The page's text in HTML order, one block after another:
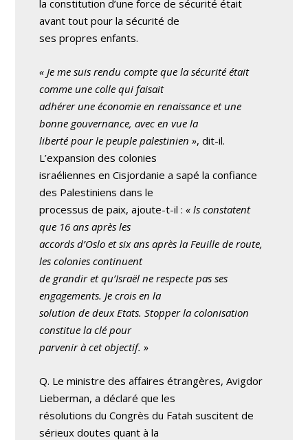
la constitution d’une force de sécurité était
avant tout pour la sécurité de
ses propres enfants.
« Je me suis rendu compte que la sécurité était
comme une colle qui faisait
adhérer une économie en renaissance et une
bonne gouvernance, avec en vue la
liberté pour le peuple palestinien », dit-il.
L’expansion des colonies
israéliennes en Cisjordanie a sapé la confiance
des Palestiniens dans le
processus de paix, ajoute-t-il :« ls constatent
que 16 ans après les
accords d’Oslo et six ans après la Feuille de route,
les colonies continuent
de grandir et qu’Israël ne respecte pas ses
engagements. Je crois en la
solution de deux Etats. Stopper la colonisation
constitue la clé pour
parvenir à cet objectif. »
Q. Le ministre des affaires étrangères, Avigdor
Lieberman, a déclaré que les
résolutions du Congrès du Fatah suscitent de
sérieux doutes quant à la